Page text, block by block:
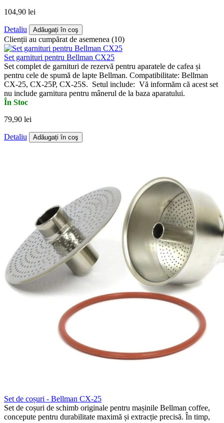
104,90 lei
Detaliu Adăugați în coş
Clienții au cumpărat de asemenea (10)
Set garnituri pentru Bellman CX25
Set complet de garnituri de rezervă pentru aparatele de cafea și
pentru cele de spumă de lapte Bellman. Compatibilitate: Bellman
CX-25, CX-25P, CX-25S. Setul include: Vă informăm că acest set
nu include garnitura pentru mânerul de la baza aparatului.
În Stoc
79,90 lei
Detaliu Adăugați în coş
Set de coșuri - Bellman CX-25
Set de coșuri de schimb originale pentru mașinile Bellman coffee,
concepute pentru durabilitate maximă și extracție precisă. În timp,